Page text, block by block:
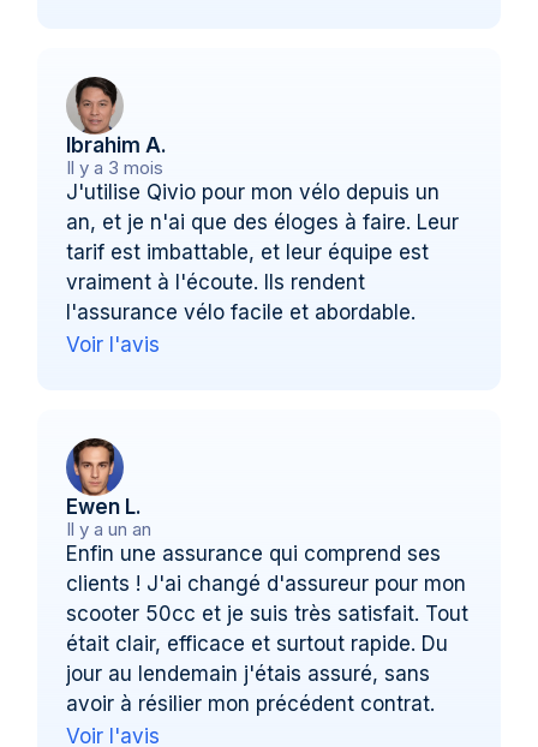
Ibrahim A.
Il y a 3 mois
J'utilise Qivio pour mon vélo depuis un
an, et je n'ai que des éloges à faire. Leur
tarif est imbattable, et leur équipe est
vraiment à l'écoute. Ils rendent
l'assurance vélo facile et abordable.
Voir l'avis
Ewen L.
Il y a un an
Enfin une assurance qui comprend ses
clients ! J'ai changé d'assureur pour mon
scooter 50cc et je suis très satisfait. Tout
était clair, efficace et surtout rapide. Du
jour au lendemain j'étais assuré, sans
avoir à résilier mon précédent contrat.
Voir l'avis